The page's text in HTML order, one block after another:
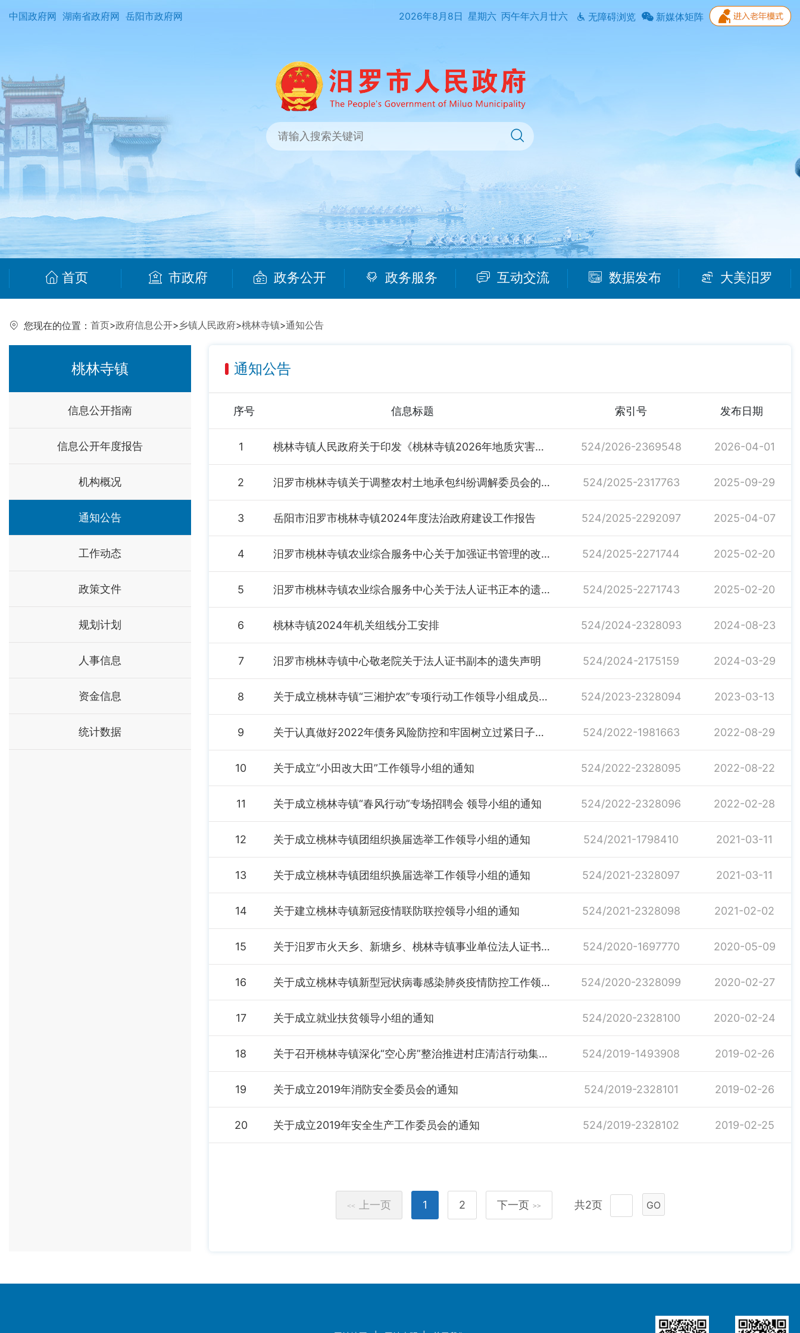
中国政府网 湖南省政府网 岳阳市政府网 2026年8月8日 星期六 丙午年六月廿六 无障碍浏览 新媒体矩阵
首页 市政府 政务公开 政务服务 互动交流 数据发布 大美汨罗
您现在的位置： 首页>政府信息公开>乡镇人民政府>桃林寺镇>通知公告
桃林寺镇
信息公开指南
信息公开年度报告
机构概况
通知公告
工作动态
政策文件
规划计划
人事信息
资金信息
统计数据
通知公告
序号 信息标题 索引号 发布日期
1 桃林寺镇人民政府关于印发《桃林寺镇2026年地质灾害隐患点防治应急方案》和《地质灾害应急预案》的通知 524/2026-2369548 2026-04-01
2 汨罗市桃林寺镇关于调整农村土地承包纠纷调解委员会的通知 524/2025-2317763 2025-09-29
3 岳阳市汨罗市桃林寺镇2024年度法治政府建设工作报告 524/2025-2292097 2025-04-07
4 汨罗市桃林寺镇农业综合服务中心关于加强证书管理的改进措施 524/2025-2271744 2025-02-20
5 汨罗市桃林寺镇农业综合服务中心关于法人证书正本的遗失声明 524/2025-2271743 2025-02-20
6 桃林寺镇2024年机关组线分工安排 524/2024-2328093 2024-08-23
7 汨罗市桃林寺镇中心敬老院关于法人证书副本的遗失声明 524/2024-2175159 2024-03-29
8 关于成立桃林寺镇“三湘护农”专项行动工作领导小组成员的通知 524/2023-2328094 2023-03-13
9 关于认真做好2022年债务风险防控和牢固树立过紧日子思想的通知 524/2022-1981663 2022-08-29
10 关于成立“小田改大田”工作领导小组的通知 524/2022-2328095 2022-08-22
11 关于成立桃林寺镇“春风行动”专场招聘会 领导小组的通知 524/2022-2328096 2022-02-28
12 关于成立桃林寺镇团组织换届选举工作领导小组的通知 524/2021-1798410 2021-03-11
13 关于成立桃林寺镇团组织换届选举工作领导小组的通知 524/2021-2328097 2021-03-11
14 关于建立桃林寺镇新冠疫情联防联控领导小组的通知 524/2021-2328098 2021-02-02
15 关于汨罗市火天乡、新塘乡、桃林寺镇事业单位法人证书遗失声明 524/2020-1697770 2020-05-09
16 关于成立桃林寺镇新型冠状病毒感染肺炎疫情防控工作领导小组的通知 524/2020-2328099 2020-02-27
17 关于成立就业扶贫领导小组的通知 524/2020-2328100 2020-02-24
18 关于召开桃林寺镇深化“空心房”整治推进村庄清洁行动集中攻坚动员大会的通知 524/2019-1493908 2019-02-26
19 关于成立2019年消防安全委员会的通知 524/2019-2328101 2019-02-26
20 关于成立2019年安全生产工作委员会的通知 524/2019-2328102 2019-02-25
<< 上一页 1 2 下一页 >> 共2页 GO